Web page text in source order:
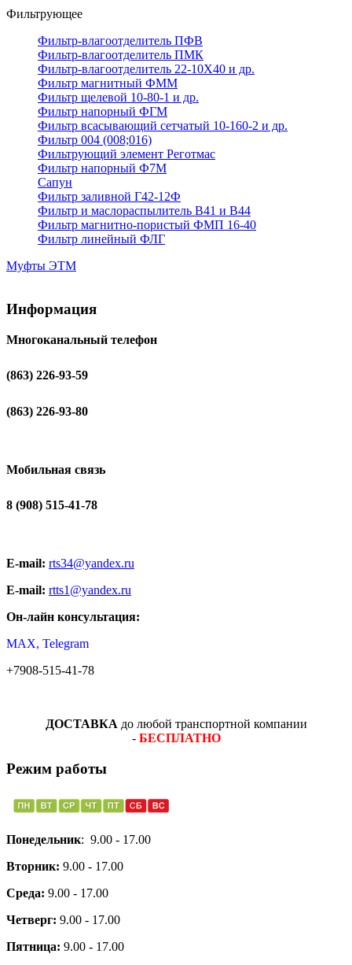
Фильтрующее
Фильтр-влагоотделитель ПФВ
Фильтр-влагоотделитель ПМК
Фильтр-влагоотделитель 22-10Х40 и др.
Фильтр магнитный ФММ
Фильтр щелевой 10-80-1 и др.
Фильтр напорный ФГМ
Фильтр всасывающий сетчатый 10-160-2 и др.
Фильтр 004 (008;016)
Фильтрующий элемент Реготмас
Фильтр напорный Ф7М
Сапун
Фильтр заливной Г42-12Ф
Фильтр и маслораспылитель В41 и В44
Фильтр магнитно-пористый ФМП 16-40
Фильтр линейный ФЛГ
Муфты ЭТМ
Информация
Многоканальный телефон
(863) 226-93-59
(863) 226-93-80
Мобильная связь
8 (908) 515-41-78
E-mail: rts34@yandex.ru
E-mail: rtts1@yandex.ru
Он-лайн консультация:
MAX, Telegram
+7908-515-41-78
ДОСТАВКА до любой транспортной компании
- БЕСПЛАТНО
Режим работы
Понедельник: 9.00 - 17.00
Вторник: 9.00 - 17.00
Среда: 9.00 - 17.00
Четверг: 9.00 - 17.00
Пятница: 9.00 - 17.00